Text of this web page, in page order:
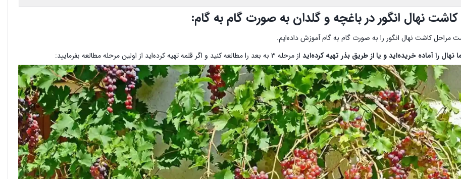
نهال انگور در باغچه و گلدان به صورت گام به گام:
مراحل کاشت نهال انگور را به صورت گام به گام آموزش داده‌ایم.
نهال را آماده خریده‌اید و یا از طریق بذر تهیه کرده‌اید از مرحله 3 به بعد را مطالعه کنید و اگر قلمه تهیه کرده‌اید از اولین مرحله مطالعه بفرمایید: